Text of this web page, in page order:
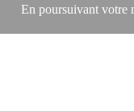
En poursuivant votre